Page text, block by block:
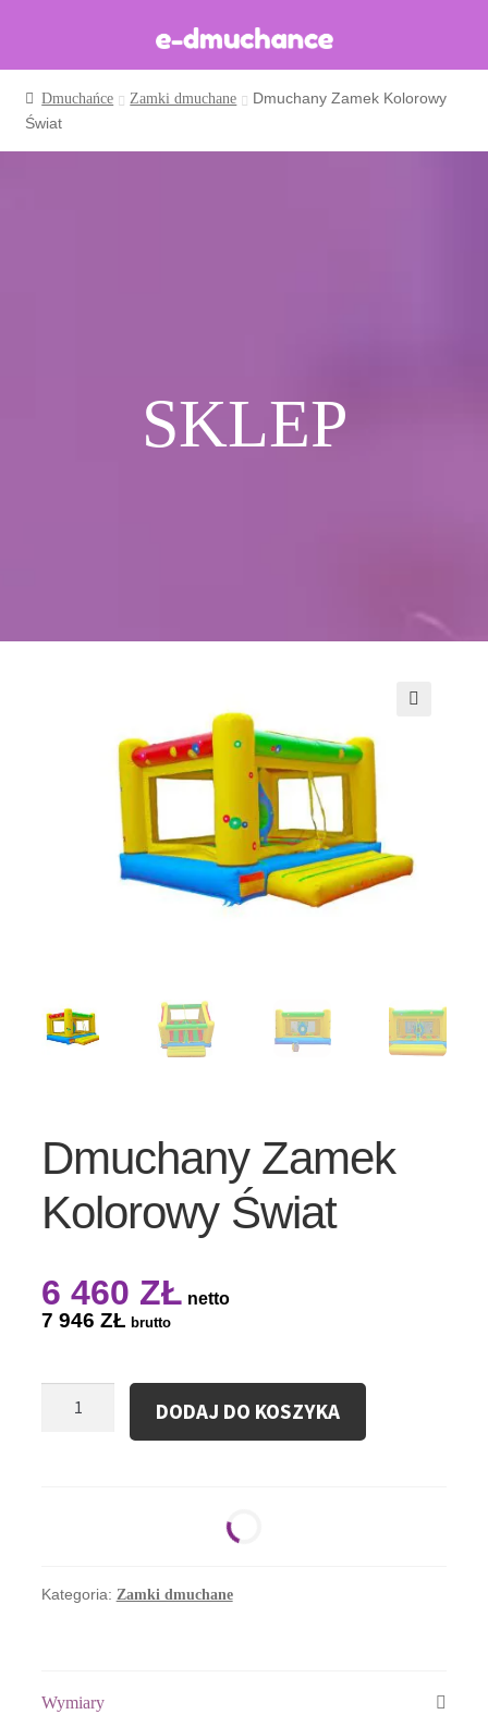
Dmuchańce w magazynie
Produkcja Dmuchańców
Sale Zabaw
Dmuchańce Zamki dmuchane
Dmuchany Zamek Kolorowy
Świat
Dmuchany Zamek
Kolorowy Świat
6 460 ZŁ netto
7 946 ZŁ brutto
DODAJ DO KOSZYKA
Kategoria: Zamki dmuchane
Wymiary